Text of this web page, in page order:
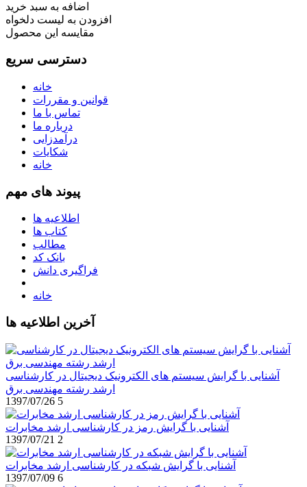
اضافه به سبد خرید
افزودن به لیست دلخواه
مقایسه این محصول
دسترسی سریع
خانه
قوانین و مقررات
تماس با ما
درباره ما
درآمدزایی
شکایات
خانه
پیوند های مهم
اطلاعیه ها
کتاب ها
مطالب
بانک کد
فراگیری دانش
خانه
آخرین اطلاعیه ها
آشنایی با گرایش سیستم های الکترونیک دیجیتال در کارشناسی
ارشد رشته مهندسی برق
1397/07/26 5
آشنایی با گرایش رمز در کارشناسی ارشد مخابرات
1397/07/21 2
آشنایی با گرایش شبکه در کارشناسی ارشد مخابرات
1397/07/09 6